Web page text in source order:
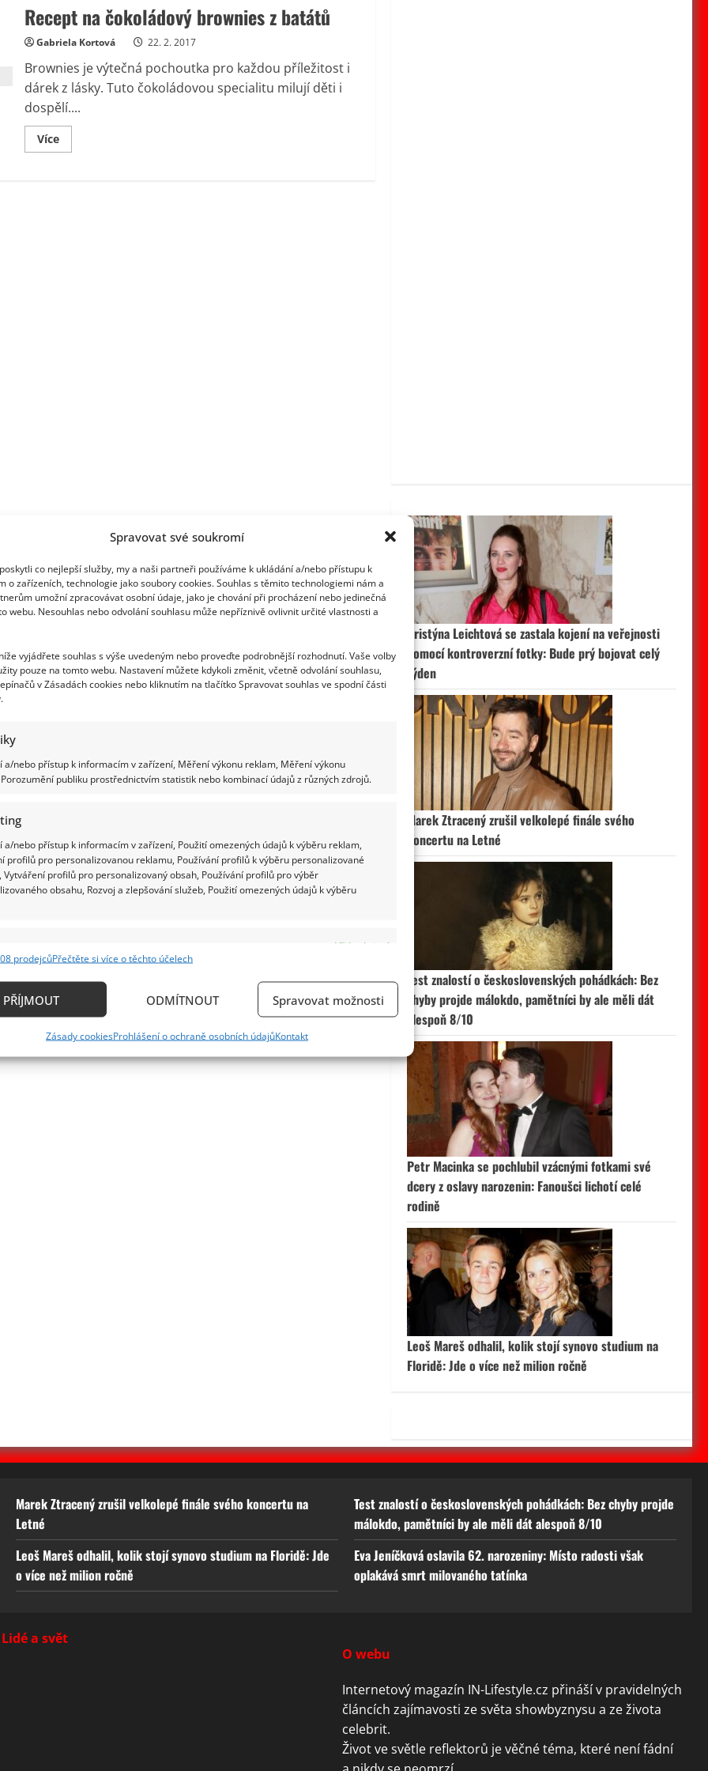
Spravovat své soukromí
co nejlepší služby, my a naši partneři používáme k ukládání a/nebo přístupu k
o zařízeních, technologie jako soubory cookies. Souhlas s těmito technologiemi nám a
umožní zpracovávat osobní údaje, jako je chování při procházení nebo jedinečná
webu. Nesouhlas nebo odvolání souhlasu může nepříznivě ovlivnit určité vlastnosti a
vyjádřete souhlas s výše uvedeným nebo proveďte podrobnější rozhodnutí. Vaše volby
pouze na tomto webu. Nastavení můžete kdykoli změnit, včetně odvolání souhlasu,
v Zásadách cookies nebo kliknutím na tlačítko Spravovat souhlas ve spodní části
a/nebo přístup k informacím v zařízení, Měření výkonu reklam, Měření výkonu
publiku prostřednictvím statistik nebo kombinací údajů z různých zdrojů.
a/nebo přístup k informacím v zařízení, Použití omezených údajů k výběru reklam,
profilů pro personalizovanou reklamu, Používání profilů k výběru personalizované
Vytváření profilů pro personalizovaný obsah, Používání profilů pro výběr
obsahu, Rozvoj a zlepšování služeb, Použití omezených údajů k výběru
Vždy aktivní
zařízení na základě automaticky přenášených informací.
aktivně požadovaných informací.
prodejcůPřečtěte si více o těchto účelech
PŘÍJMOUT ODMÍTNOUT Spravovat možnosti
Zásady cookiesProhlášení o ochraně osobních údajůKontakt
Recept na čokoládový brownies z batátů
Gabriela Kortová 22. 2. 2017
Brownies je výtečná pochoutka pro každou příležitost i
dárek z lásky. Tuto čokoládovou specialitu milují děti i
dospělí....
VíceRead
more
Kristýna Leichtová se zastala kojení na veřejnosti
pomocí kontroverzní fotky: Bude prý bojovat celý
týden
Marek Ztracený zrušil velkolepé finále svého
koncertu na Letné
Test znalostí o československých pohádkách: Bez
chyby projde málokdo, pamětníci by ale měli dát
alespoň 8/10
Petr Macinka se pochlubil vzácnými fotkami své
dcery z oslavy narozenin: Fanoušci lichotí celé
rodině
Leoš Mareš odhalil, kolik stojí synovo studium na
Floridě: Jde o více než milion ročně
Marek Ztracený zrušil velkolepé finále svého koncertu na
Letné
Test znalostí o československých pohádkách: Bez chyby projde
málokdo, pamětníci by ale měli dát alespoň 8/10
Leoš Mareš odhalil, kolik stojí synovo studium na Floridě: Jde
o více než milion ročně
Eva Jeníčková oslavila 62. narozeniny: Místo radosti však
oplakává smrt milovaného tatínka
Lidé a svět
O webu
Internetový magazín IN-Lifestyle.cz přináší v pravidelných
článcích zajímavosti ze světa showbyznysu a ze života
celebrit.
Život ve světle reflektorů je věčné téma, které není fádní